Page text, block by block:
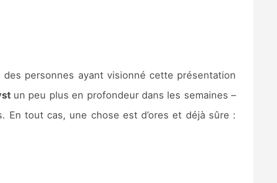
des personnes ayant visionné cette présentation
un peu plus en profondeur dans les semaines –
En tout cas, une chose est d’ores et déjà sûre :